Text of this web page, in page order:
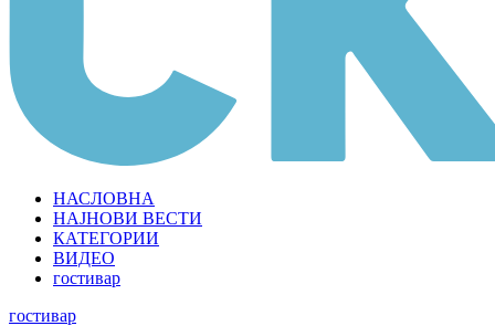
НАСЛОВНА
НАЈНОВИ ВЕСТИ
КАТЕГОРИИ
ВИДЕО
гостивар
гостивар